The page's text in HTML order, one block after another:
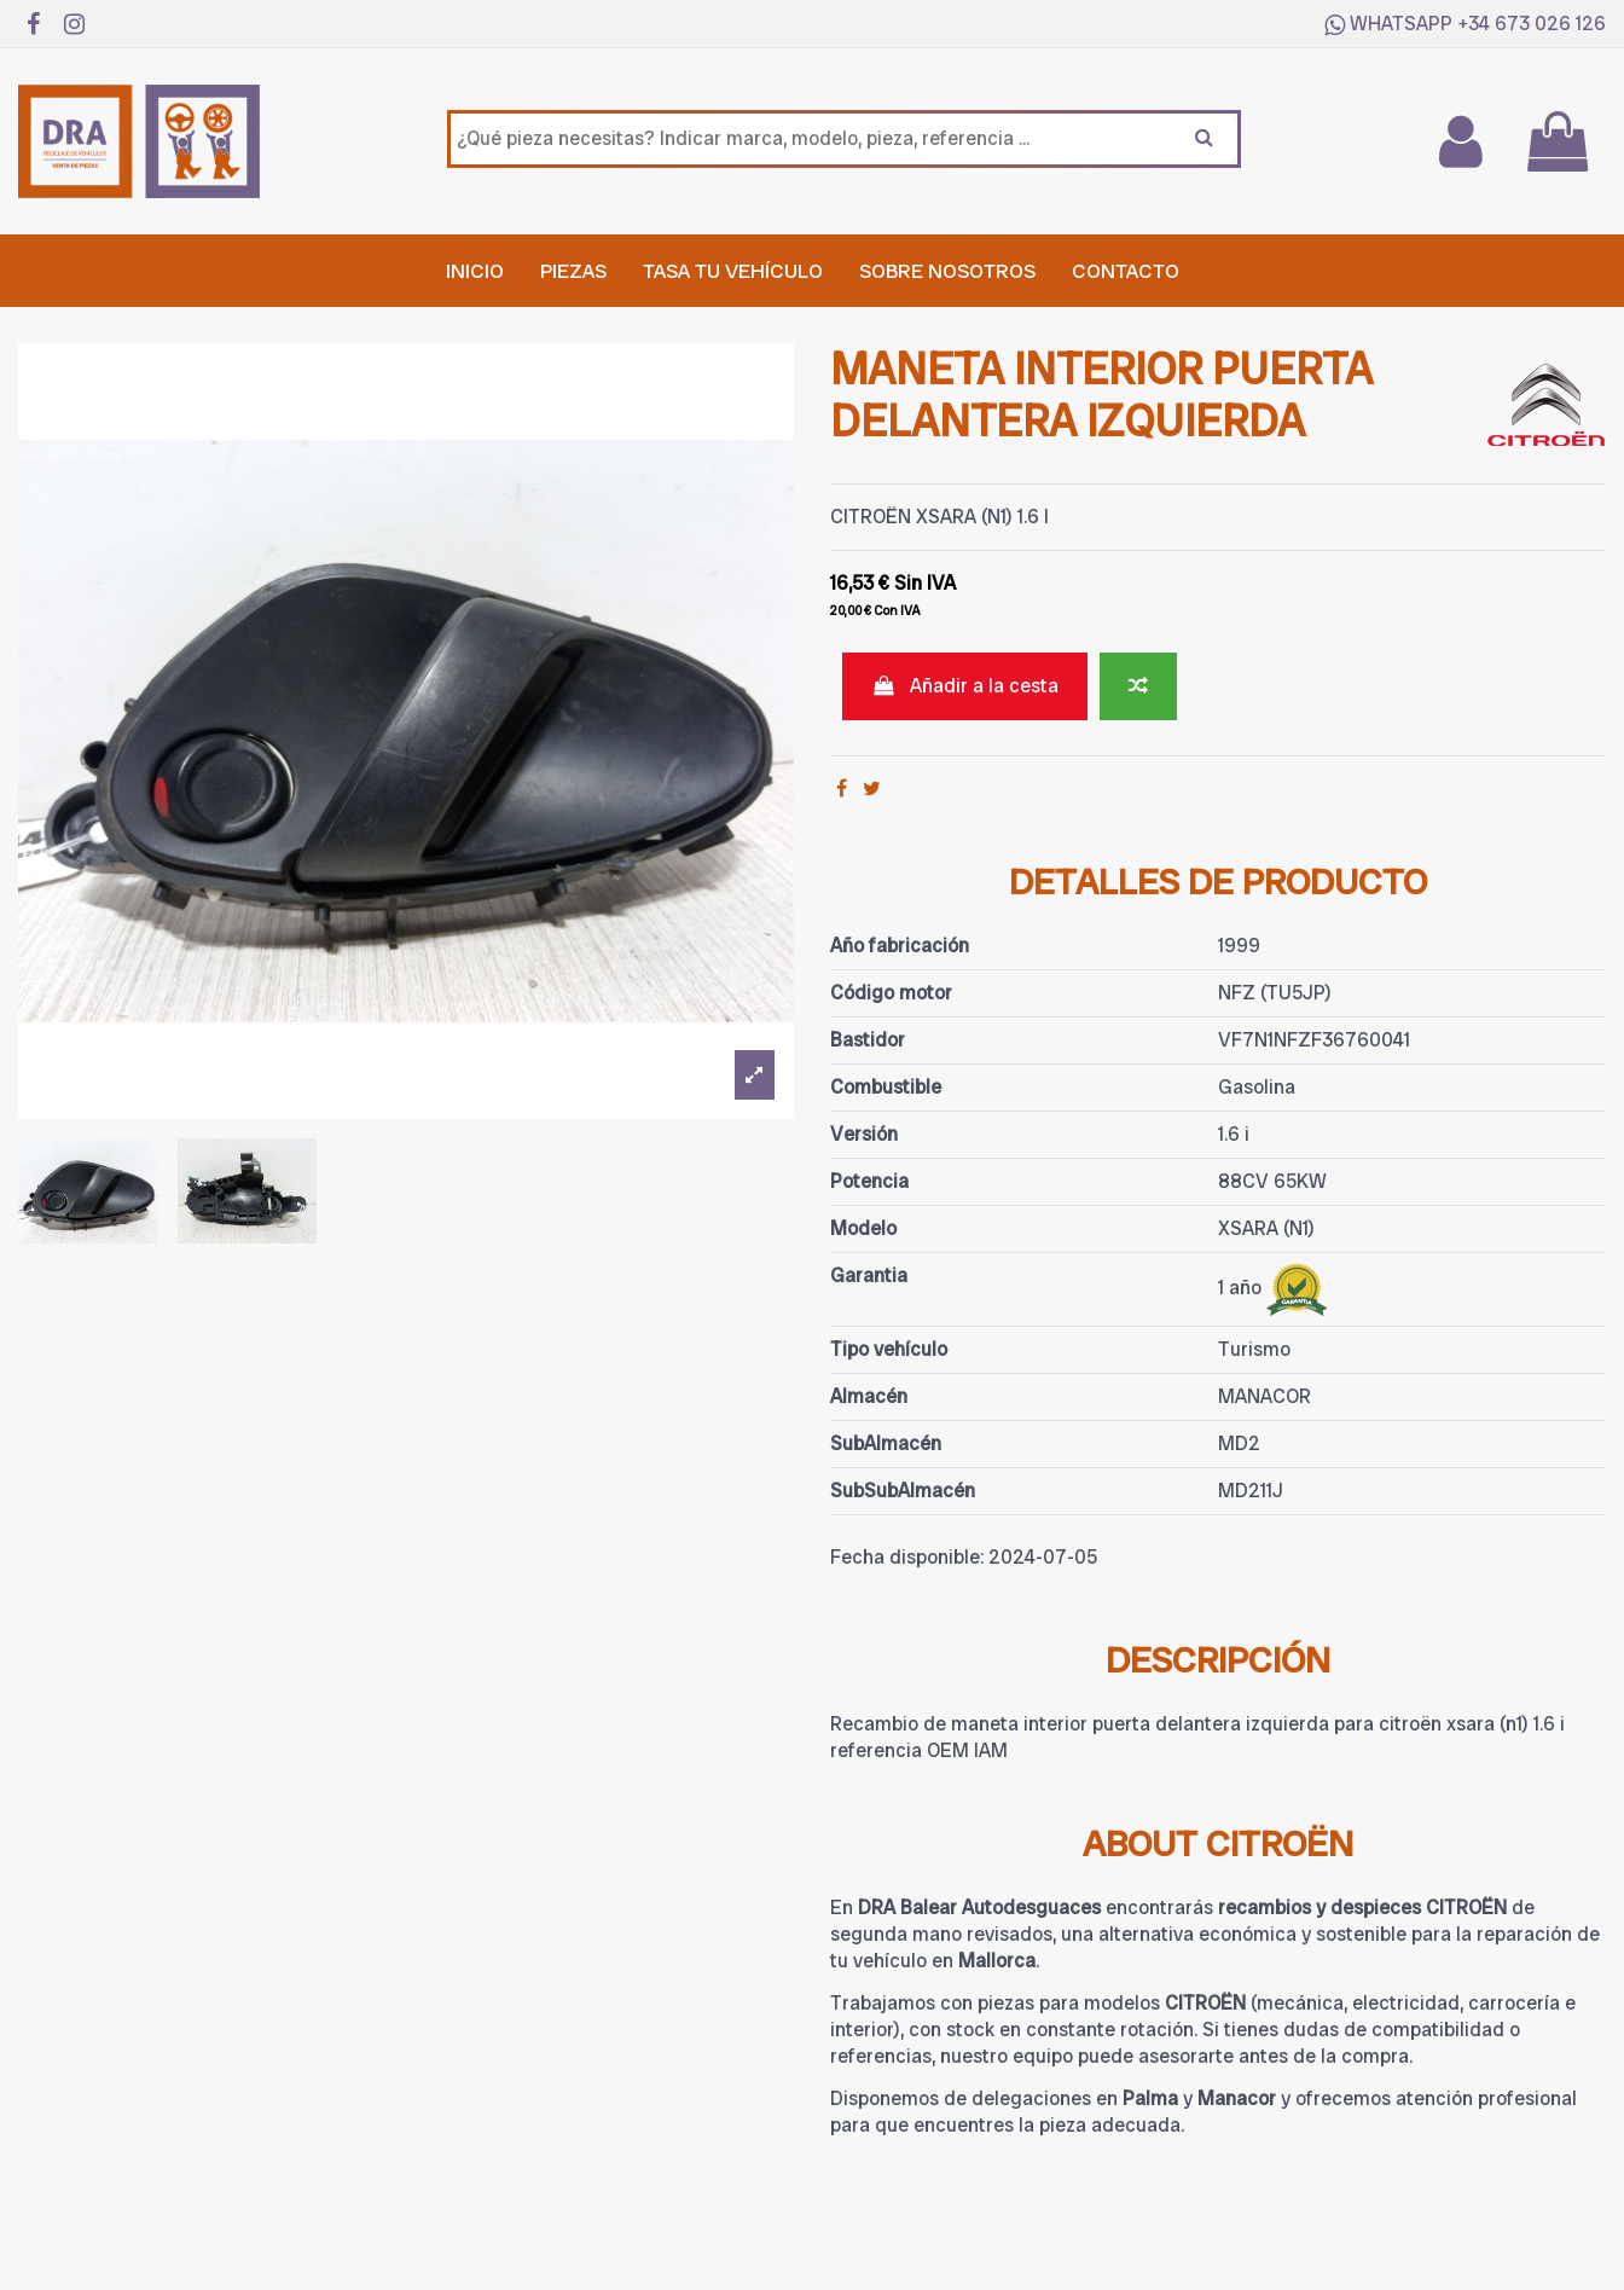
WHATSAPP +34 673 026 126
INICIO PIEZAS TASA TU VEHÍCULO SOBRE NOSOTROS CONTACTO
MANETA INTERIOR PUERTA
DELANTERA IZQUIERDA
CITROËN XSARA (N1) 1.6 I
16,53 €Sin IVA
20,00 €Con IVA
Añadir a la cesta
DETALLES DE PRODUCTO
Año fabricación
1999
Código motor
NFZ (TU5JP)
Bastidor
VF7N1NFZF36760041
Combustible
Gasolina
Versión
1.6 i
Potencia
88CV 65KW
Modelo
XSARA (N1)
Garantia
1 año
Tipo vehículo
Turismo
Almacén
MANACOR
SubAlmacén
MD2
SubSubAlmacén
MD211J
Fecha disponible: 2024-07-05
DESCRIPCIÓN
Recambio de maneta interior puerta delantera izquierda para citroën xsara (n1) 1.6 i
referencia OEM IAM
ABOUT CITROËN
En DRA Balear Autodesguacesencontrarás recambios y despieces CITROËN de
segunda mano revisados, una alternativa económica y sostenible para la reparación de
tu vehículo en Mallorca.
Trabajamos con piezas para modelos CITROËN (mecánica, electricidad, carrocería e
interior), con stock en constante rotación. Si tienes dudas de compatibilidad o
referencias, nuestro equipo puede asesorarte antes de la compra.
Disponemos de delegaciones en Palmay Manacory ofrecemos atención profesional
para que encuentres la pieza adecuada.